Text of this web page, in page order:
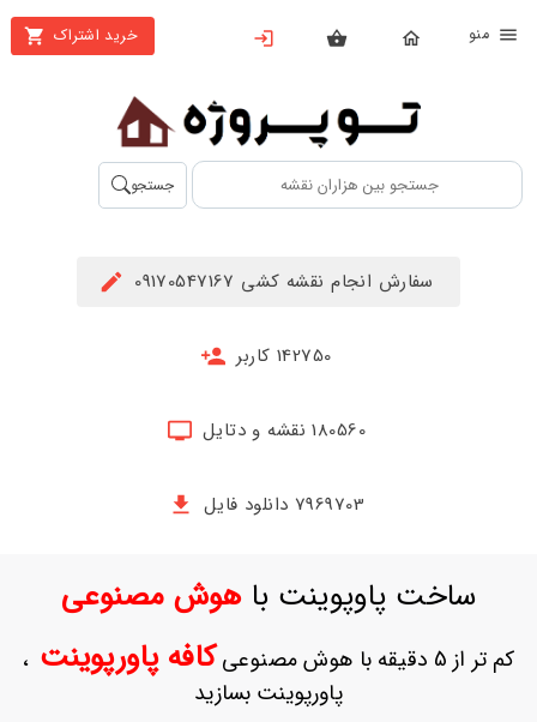
خرید اشتراک
بستن
محصولات
تهیه
اشتراک
حساب
ثبت
جستجو
سفارش انجام نقشه کشی 09170547167
142750 کاربر
180560 نقشه و دتایل
7969703 دانلود فایل
ساخت پاوپوینت باهوش مصنوعی
کم تر از 5 دقیقه با هوش مصنوعی کافه پاورپوینت ،
پاورپوینت بسازید